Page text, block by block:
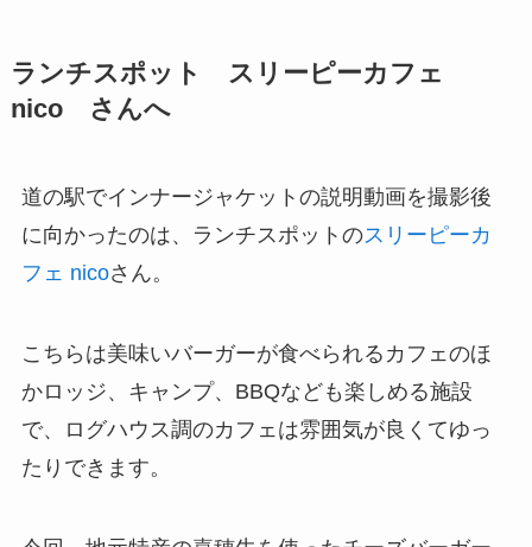
ランチスポット スリーピーカフェ
nico さんへ
道の駅でインナージャケットの説明動画を撮影後
に向かったのは、ランチスポットのスリーピーカ
フェ nicoさん。
こちらは美味いバーガーが食べられるカフェのほ
かロッジ、キャンプ、BBQなども楽しめる施設
で、ログハウス調のカフェは雰囲気が良くてゆっ
たりできます。